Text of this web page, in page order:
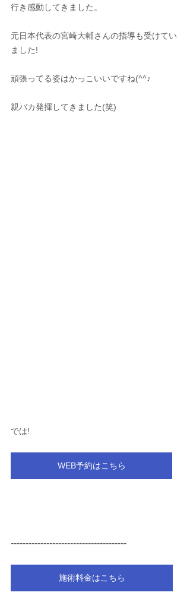
行き感動してきました。
元日本代表の宮崎大輔さんの指導も受けてい
ました!
頑張ってる姿はかっこいいですね(^^♪
親バカ発揮してきました(笑)
では!
WEB予約はこちら
---------------------------------------
施術料金はこちら